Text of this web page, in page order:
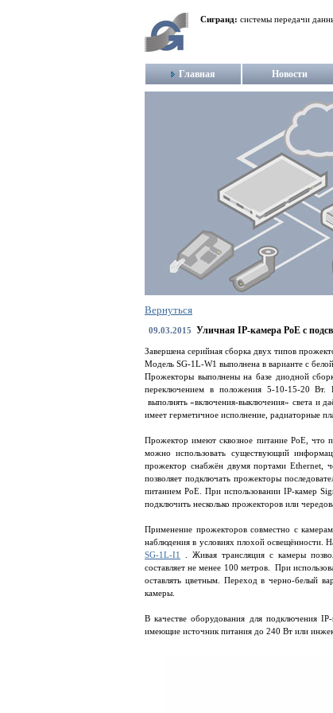
Сигранд: системы передачи
Главная Новости
Вернуться
09.03.2015 Уличная IP-камера PoE с
Завершена серийная сборка двух типов
Модель SG-1L-W1 выполнена в варианте с
Прожекторы выполнены на базе диодной
переключением в положения 5-10-15-20 Вт.
выполнять «включения-выключения» света и
имеет герметичное исполнение, радиаторные
Прожектор имеют сквозное питание PoE, что
можно использовать существующий
прожектор снабжён двумя портами Ethernet,
позволяет подключать прожекторы
питанием PoE. При использовании IP-камер
подключить несколько прожекторов или
Применение прожекторов совместно с
наблюдения в условиях плохой освещённости.
SG-1L-I1
. Живая трансляция с камеры
составляет не менее 100 метров. При
оставлять цветным. Переход в черно-белый
камеры.
В качестве оборудования для подключения
имеющие источник питания до 240 Вт или